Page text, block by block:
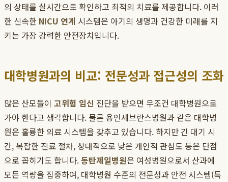
의 상태를 실시간으로 확인하고 최적의 치료를 제공합니다. 이러
한 신속한 NICU 연계 시스템은 아기의 생명과 건강한 미래를 지
키는 가장 강력한 안전장치입니다.
대학병원과의 비교: 전문성과 접근성의 조화
많은 산모들이 고위험 임신 진단을 받으면 무조건 대학병원으로
가야 한다고 생각합니다. 물론 용인세브란스병원과 같은 대학병
원은 훌륭한 의료 시스템을 갖추고 있습니다. 하지만 긴 대기 시
간, 복잡한 진료 절차, 상대적으로 낮은 개인적 관심도 등은 단점
으로 꼽히기도 합니다.동탄제일병원은 여성병원으로서 산과에
모든 역량을 집중하여, 대학병원 수준의 전문성과 안전 시스템(특